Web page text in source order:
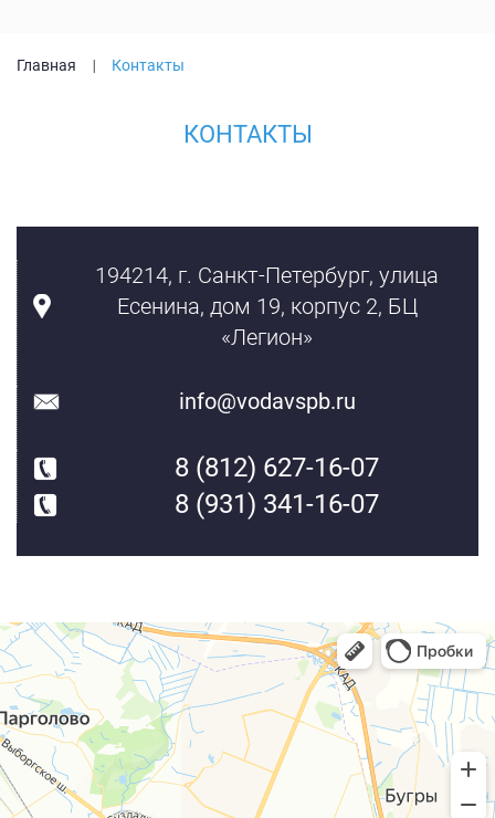
Главная Контакты
КОНТАКТЫ
194214, г. Санкт-Петербург, улица
Есенина, дом 19, корпус 2, БЦ
«Легион»
info@vodavspb.ru
8 (812) 627-16-07
8 (931) 341-16-07